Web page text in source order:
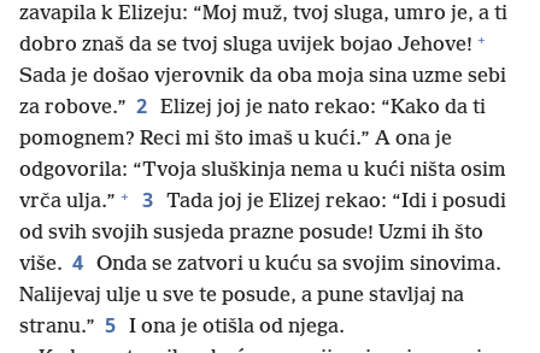
zavapila k Elizeju: “Moj muž, tvoj sluga, umro je, a ti
dobro znaš da se tvoj sluga uvijek bojao Jehove! +
Sada je došao vjerovnik da oba moja sina uzme sebi
za robove.” 2 Elizej joj je nato rekao: “Kako da ti
pomognem? Reci mi što imaš u kući.” A ona je
odgovorila: “Tvoja sluškinja nema u kući ništa osim
vrča ulja.” + 3 Tada joj je Elizej rekao: “Idi i posudi
od svih svojih susjeda prazne posude! Uzmi ih što
više. 4 Onda se zatvori u kuću sa svojim sinovima.
Nalijevaj ulje u sve te posude, a pune stavljaj na
stranu.” 5 I ona je otišla od njega.